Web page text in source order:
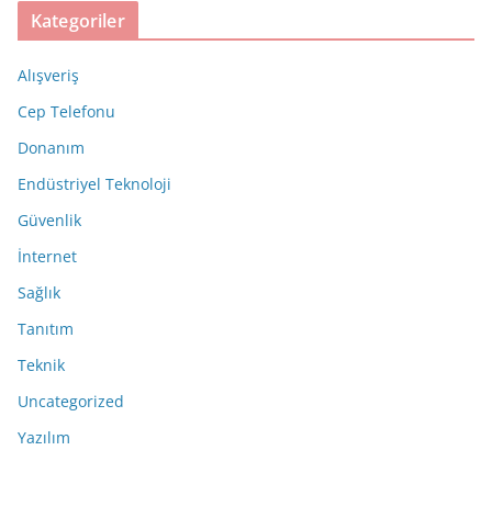
Kategoriler
Alışveriş
Cep Telefonu
Donanım
Endüstriyel Teknoloji
Güvenlik
İnternet
Sağlık
Tanıtım
Teknik
Uncategorized
Yazılım